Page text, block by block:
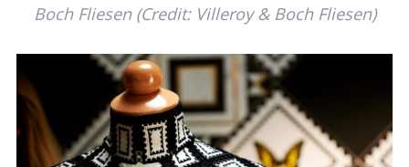
Boch Fliesen (Credit: Villeroy & Boch Fliesen)